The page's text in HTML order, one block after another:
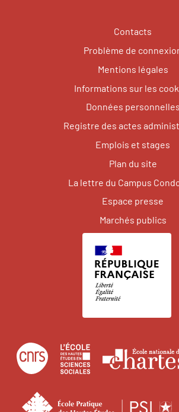
Contacts
Problème de
Mentions légales
Informations sur les
Données personnelles
Registre des actes
Emplois et stages
Plan du site
La lettre du Campus
Espace presse
Marchés publics
Centre
national
la
École
des
études